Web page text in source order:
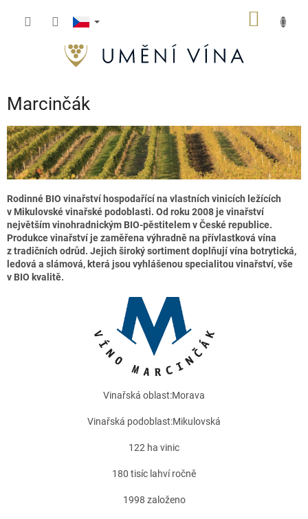
Marcinčák
Rodinné BIO vinařství hospodařící na vlastních vinicích ležících
v Mikulovské vinařské podoblasti. Od roku 2008 je vinařství
největším vinohradnickým BIO-pěstitelem v České republice.
Produkce vinařství je zaměřena výhradně na přívlastková vína
z tradičních odrůd. Jejich široký sortiment doplňují vína botrytická,
ledová a slámová, která jsou vyhlášenou specialitou vinařství, vše
v BIO kvalitě.
Vinařská oblast:Morava
Vinařská podoblast:Mikulovská
122 ha vinic
180 tisíc lahví ročně
1998 založeno